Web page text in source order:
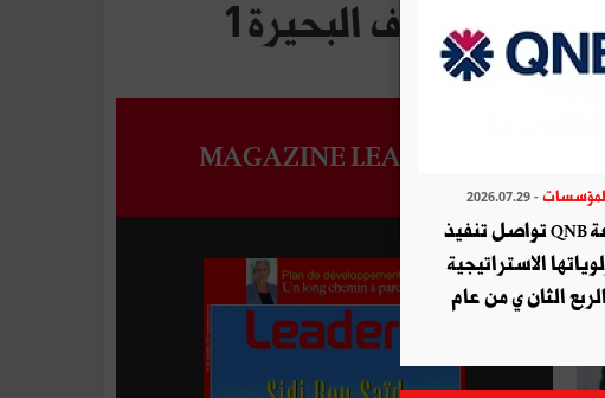
بضفاف البحيرة 1
MAGAZINE LEADERS
- 2026.07.29
مجموعة QNB تواصل تنفيذ
الاستراتيجية
الثان ي من عام